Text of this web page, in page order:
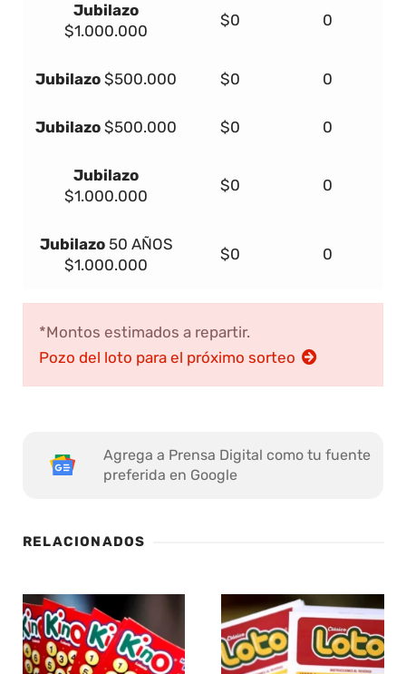
Jubilazo
$1.000.000
$0 0
Jubilazo $500.000 $0 0
Jubilazo $500.000 $0 0
Jubilazo
$1.000.000
$0 0
Jubilazo50 AÑOS
$1.000.000
$0 0
*Montos estimados a repartir.
Pozo del loto para el próximo sorteo
Agrega a Prensa Digital como tu fuente
preferida en Google
RELACIONADOS